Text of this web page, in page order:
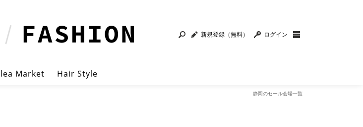
新規登録（無料） ログイン
Market Hair Style
静岡のセール会場一覧